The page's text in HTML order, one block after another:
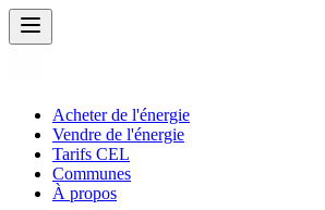
Acheter de l'énergie
Vendre de l'énergie
Tarifs CEL
Communes
À propos